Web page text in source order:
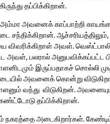
தப்பிக்கிறான்.
அவனைக் காப்பாற்றி
சந்திக்கிறான்.
விவரிக்கிறாள் அவள்.
அவள், பலரால் அனுபவிக்கப்பட்ட
இருப்பதாகச் சொல்லி
அவனைக் கொன்று
வந்து விடுகிறன்.
தப்பிக்கிறான்.
நகரத்தை அடைகிறார்கள்.